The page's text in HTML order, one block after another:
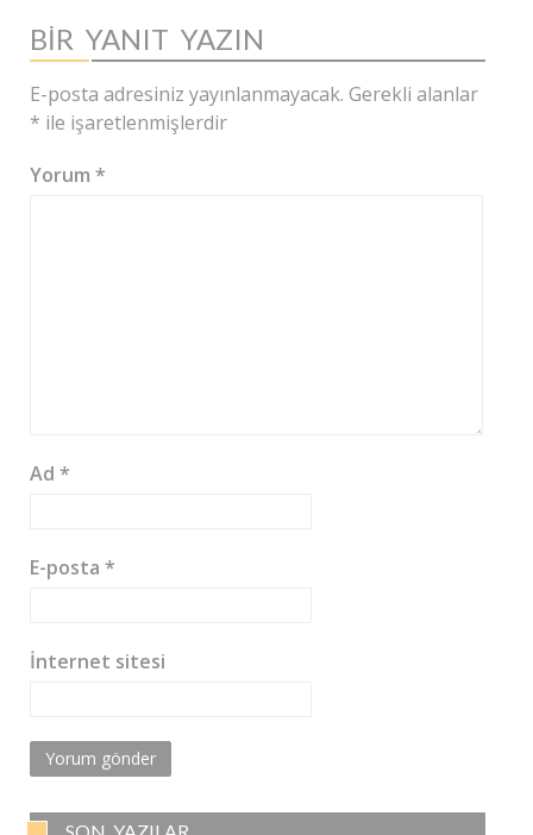
BIR YANIT YAZIN
E-posta adresiniz yayınlanmayacak. Gerekli alanlar
* ile işaretlenmişlerdir
Yorum *
Ad *
E-posta *
İnternet sitesi